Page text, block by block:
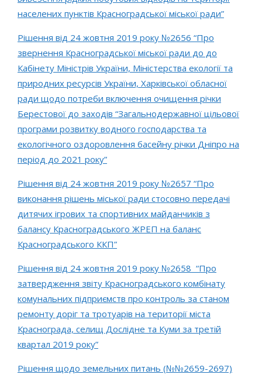
населених пунктів Красноградської міської ради”
Рішення від 24 жовтня 2019 року №2656 “Про
звернення Красноградської міської ради до до
Кабінету Міністрів України, Міністерства екології та
природних ресурсів України, Харківської обласної
ради щодо потреби включення очищення річки
Берестової до заходів “Загальнодержавної цільової
програми розвитку водного господарства та
екологічного оздоровлення басейну річки Дніпро на
період до 2021 року”
Рішення від 24 жовтня 2019 року №2657 “Про
виконання рішень міської ради стосовно передачі
дитячих ігрових та спортивних майданчиків з
балансу Красноградського ЖРЕП на баланс
Красноградського ККП”
Рішення від 24 жовтня 2019 року №2658 “Про
затвердження звіту Красноградського комбінату
комунальних підприємств про контроль за станом
ремонту доріг та тротуарів на території міста
Краснограда, селищ Дослідне та Куми за третій
квартал 2019 року”
Рішення щодо земельних питань (№№2659-2697)